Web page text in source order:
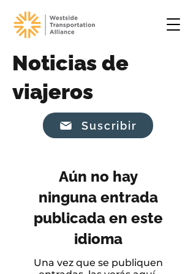
Noticias de
viajeros
Suscribir
Aún no hay
ninguna entrada
publicada en este
idioma
Una vez que se publiquen